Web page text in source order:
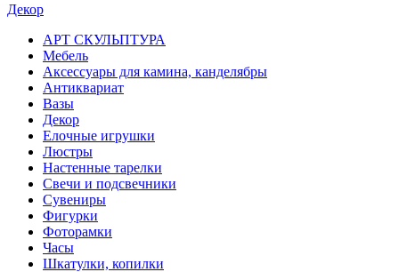
Декор
АРТ СКУЛЬПТУРА
Мебель
Аксессуары для камина, канделябры
Антиквариат
Вазы
Декор
Елочные игрушки
Люстры
Настенные тарелки
Свечи и подсвечники
Сувениры
Фигурки
Фоторамки
Часы
Шкатулки, копилки